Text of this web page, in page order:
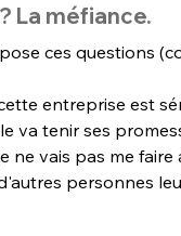
La méfiance.
ces questions
cette entreprise est
va tenir ses
je ne vais pas me
d'autres personnes